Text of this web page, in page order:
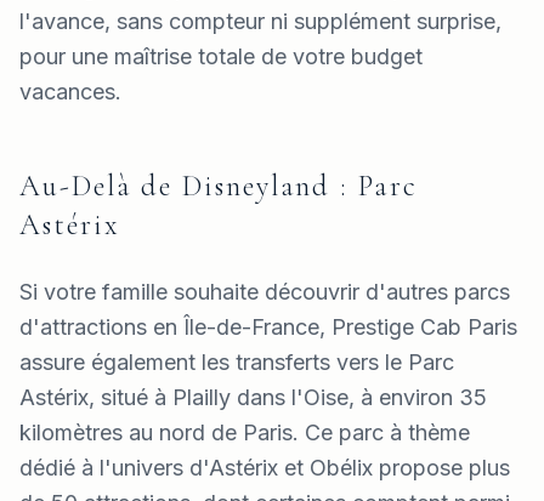
l'avance, sans compteur ni supplément surprise,
pour une maîtrise totale de votre budget
vacances.
Au-Delà de Disneyland : Parc
Astérix
Si votre famille souhaite découvrir d'autres parcs
d'attractions en Île-de-France, Prestige Cab Paris
assure également les transferts vers le Parc
Astérix, situé à Plailly dans l'Oise, à environ 35
kilomètres au nord de Paris. Ce parc à thème
dédié à l'univers d'Astérix et Obélix propose plus